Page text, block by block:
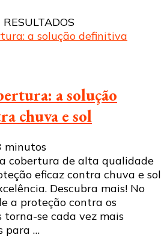
a solução
chuva e sol
minutos
cobertura de alta qualidade
eficaz contra chuva e sol
Descubra mais! No
a proteção contra os
se cada vez mais
para …